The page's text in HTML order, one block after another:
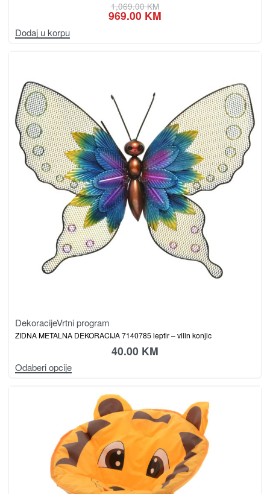
1,069.00KM
969.00 KM
Dodaj u korpu
DekoracijeVrtni program
ZIDNA METALNA DEKORACIJA 7140785 leptir – vilin konjic
40.00 KM
Odaberi opcije